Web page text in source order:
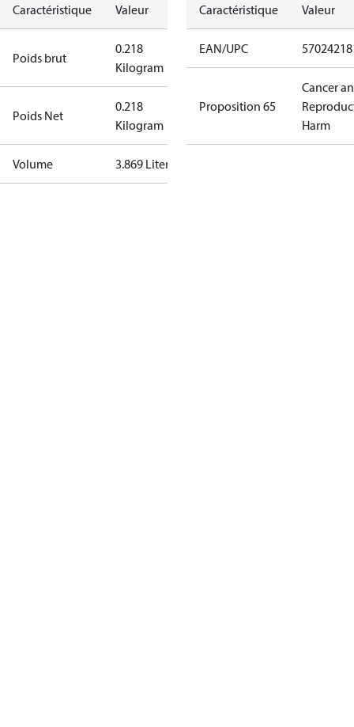
Caractéristique Valeur
Poids brut
0.218
Kilogram
Poids Net
0.218
Kilogram
Volume 3.869 Liter
Caractéristique Valeur
EAN/UPC
Proposition 65
Cancer
Harm